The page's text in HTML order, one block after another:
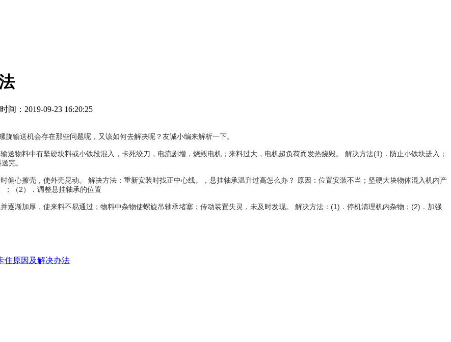
间：2019-09-23 16:20:25
输送机会存在那些问题呢，又该如何去解决呢？友诚小编来解析一下。
物料中有坚硬块料或小铁段混入，卡死绞刀，电流剧增，烧毁电机；来料过大，电机超负荷而发热烧毁。 解决方法(1)．防止小铁块进入；
完。
偏心擦壳，使外壳晃动。 解决方法：重新安装时找正中心线。，悬挂轴承温升过高怎么办？ 原因：位置安装不当；坚硬大块物体混入机内产
；（2）．调整悬挂轴承的位置
逐渐加厚，使来料不易通过；物料中杂物使螺旋吊轴承堵塞；传动装置失灵，未及时发现。 解决方法：(1)．停机清理机内杂物；(2)．加强
住原因及解决办法